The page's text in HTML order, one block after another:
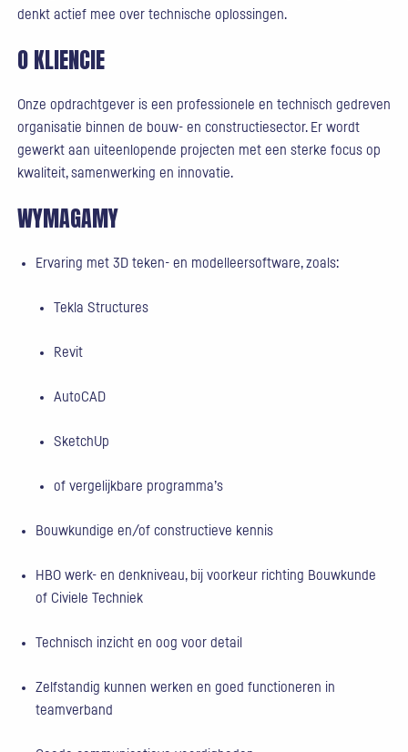
denkt actief mee over technische oplossingen.
O KLIENCIE
Onze opdrachtgever is een professionele en technisch gedreven
organisatie binnen de bouw- en constructiesector. Er wordt
gewerkt aan uiteenlopende projecten met een sterke focus op
kwaliteit, samenwerking en innovatie.
WYMAGAMY
Ervaring met 3D teken- en modelleersoftware, zoals:
Tekla Structures
Revit
AutoCAD
SketchUp
of vergelijkbare programma’s
Bouwkundige en/of constructieve kennis
HBO werk- en denkniveau, bij voorkeur richting Bouwkunde
of Civiele Techniek
Technisch inzicht en oog voor detail
Zelfstandig kunnen werken en goed functioneren in
teamverband